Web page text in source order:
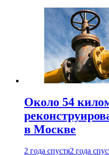
Около 54
в Москве
2 года спустя2 года